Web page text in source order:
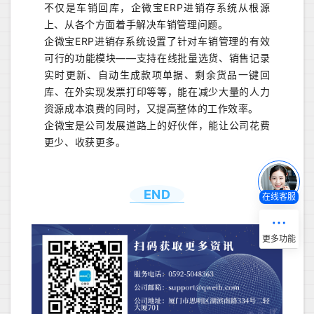
不仅是车销回库，企微宝ERP进销存系统从根源
上、从各个方面着手解决车销管理问题。
企微宝ERP进销存系统设置了针对车销管理的有效
可行的功能模块——支持在线批量选货、销售记录
实时更新、自动生成款项单据、剩余货品一键回
库、在外实现发票打印等等，能在减少大量的人力
资源成本浪费的同时，又提高整体的工作效率。
企微宝是公司发展道路上的好伙伴，能让公司花费
更少、收获更多。
END 在线客服